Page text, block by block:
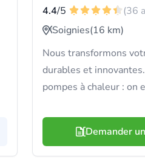
4.4/5
(36
Soignies(16 km)
Nous transformons
durables et
pompes à chaleur :
Demander